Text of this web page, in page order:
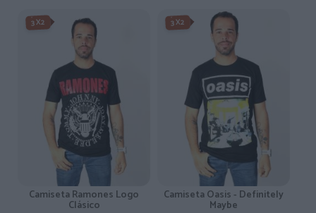
3X2
Camiseta Ramones Logo
Clásico
3X2
Camiseta Oasis - Definitely
Maybe